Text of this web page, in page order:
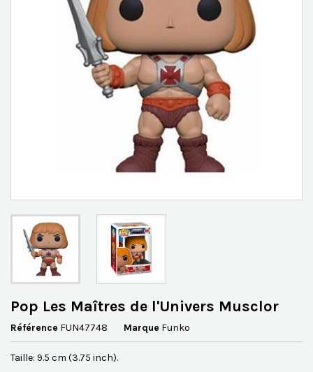
Pop Les Maîtres de l'Univers Musclor
Référence FUN47748 Marque Funko
Taille: 9.5 cm (3.75 inch).